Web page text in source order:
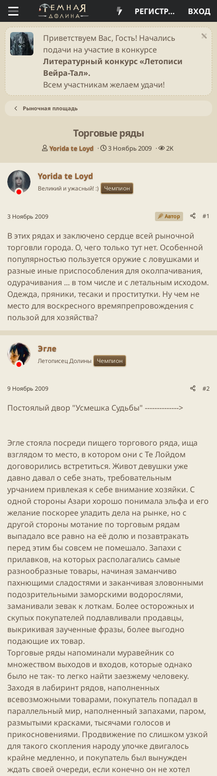
ВХОД
РЕГИСТРАЦИЯ
Приветствуем Вас, Гость! Начались
подачи на участие в конкурсе
Литературный конкурс «Летописи
Вейра-Тал».
Всем участникам желаем удачи!
Рыночная площадь
Торговые ряды
А
о
Yorida te Loyd
Д
н
а
3 Ноябрь 2009
П
р
ы
2К
Yorida te Loyd
Великий и ужасный! :) Чемпион
3 Ноябрь 2009 Автор #1
В этих рядах и заключено сердце всей рыночной
торговли города. О, чего только тут нет. Особенной
популярностью пользуется оружие с ловушками и
разные иные приспособления для околпачивания,
одурачивания ... в том числе и с летальным исходом.
Одежда, пряники, тесаки и проститутки. Ну чем не
место для воскресного времяпрепровождения с
пользой для хозяйства?
Эгле
Летописец Долины Чемпион
9 Ноябрь 2009 #2
Постоялый двор "Усмешка Судьбы" -------------->
Эгле стояла посреди пищего торгового ряда, ища
взглядом то место, в котором они с Те Лойдом
договорились встретиться. Живот девушки уже
давно давал о себе знать, требовательным
урчанием привлекая к себе внимание хозяйки. С
одной стороны Азари хорошо понимала эльфа и его
желание поскорее уладить дела на рынке, но с
другой стороны мотание по торговым рядам
выпадало все равно на её долю и позавтракать
перед этим бы совсем не помешало. Запахи с
прилавков, на которых располагались самые
разнообразные товары, начиная заманчиво
пахнющими сладостями и заканчивая зловонными
подозрительными заморскими водорослями,
заманивали зевак к лоткам. Более осторожных и
скупых покупателей подлавливали продавцы,
выкрикивая заученные фразы, более выгодно
подающие их товар.
Торговые ряды напоминали муравейник со
множеством выходов и входов, которые однако
было не так- то легко найти заезжему человеку.
Заходя в лабиринт рядов, наполненных
всевозможными товарами, покупатель попадал в
параллельный мир, наполненный запахами, паром,
размытыми красками, тысячами голосов и
прикосновениями. Продвижение по слишком узкой
для такого скопления народу улочке двигалось
крайне медленно, и покупатель был вынужден
ждать своей очереди, если конечно он не хотел